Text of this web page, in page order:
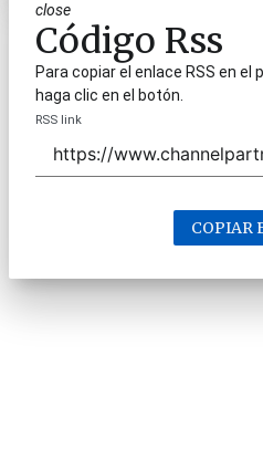
close
Código Rss
Para copiar el enlace RSS en el
haga clic en el botón.
RSS link
COPIAR